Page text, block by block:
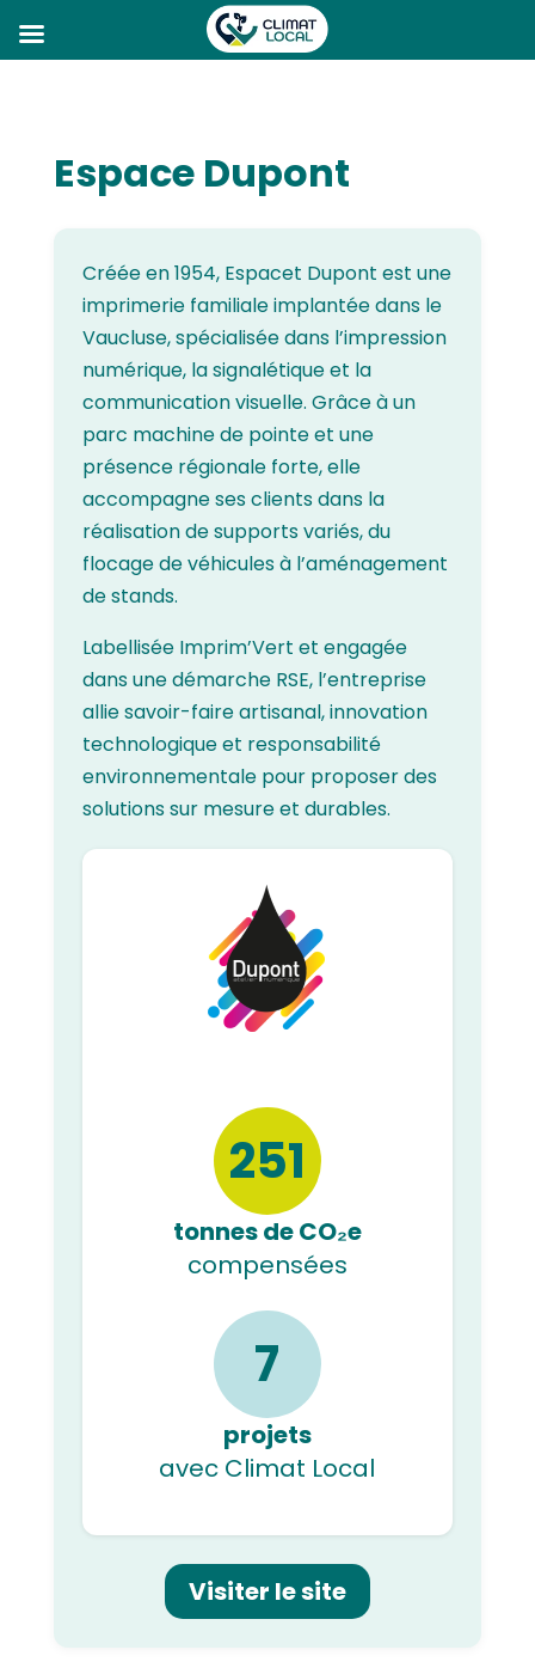
Espace Dupont
Créée en 1954, Espacet Dupont est une
imprimerie familiale implantée dans le
Vaucluse, spécialisée dans l’impression
numérique, la signalétique et la
communication visuelle. Grâce à un
parc machine de pointe et une
présence régionale forte, elle
accompagne ses clients dans la
réalisation de supports variés, du
flocage de véhicules à l’aménagement
de stands.
Labellisée Imprim’Vert et engagée
dans une démarche RSE, l’entreprise
allie savoir-faire artisanal, innovation
technologique et responsabilité
environnementale pour proposer des
solutions sur mesure et durables.
251
tonnes de CO₂e
compensées
7
projets
avec Climat Local
Visiter le site